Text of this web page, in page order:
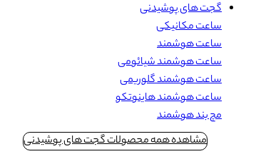
گجت های پوشیدنی
ساعت مکانیکی
ساعت هوشمند
ساعت هوشمند شیائومی
ساعت هوشمند گلوریمی
ساعت هوشمند هاینوتکو
مچ بند هوشمند
مشاهده همه محصولات گجت های پوشیدنی